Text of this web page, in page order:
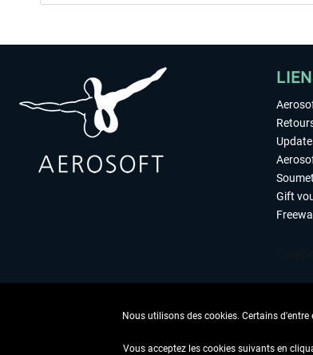
Gift
Nous utilisons des cookies. Certains
Vous acceptez les cookies suivants en